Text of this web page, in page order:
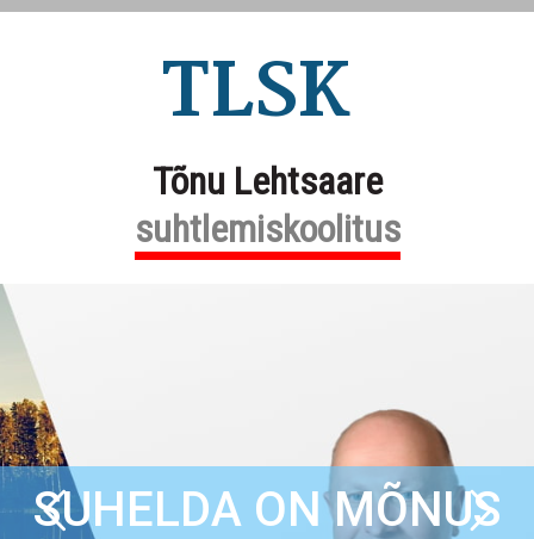
TLSK
Tõnu Lehtsaare
suhtlemiskoolitus
SUHELDA ON MÕNUS